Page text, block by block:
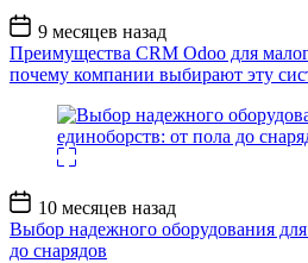
Дата
записи
9 месяцев назад
Преимущества CRM Odoo для
почему компании выбирают эту
Дата
записи
10 месяцев назад
Выбор надежного оборудования
до снарядов